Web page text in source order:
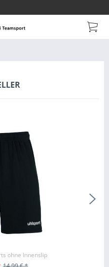
ohne Innenslip